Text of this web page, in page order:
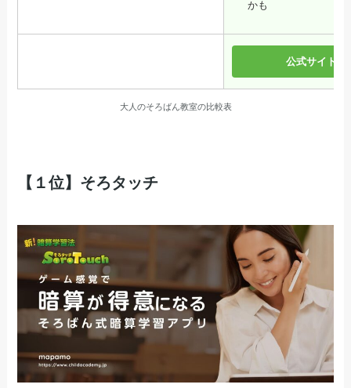
かも
公式サイト
大人のそろばん教室の比較表
【１位】そろタッチ